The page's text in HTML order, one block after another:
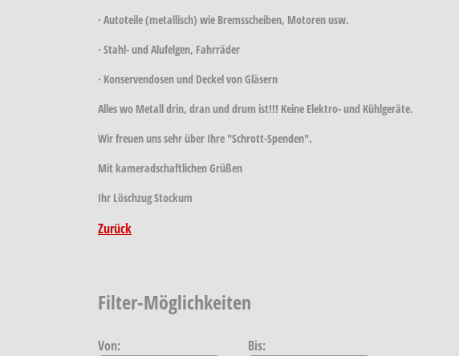
· Autoteile (metallisch) wie Bremsscheiben, Motoren usw.
· Stahl- und Alufelgen, Fahrräder
· Konservendosen und Deckel von Gläsern
Alles wo Metall drin, dran und drum ist!!! Keine Elektro- und Kühlgeräte.
Wir freuen uns sehr über Ihre "Schrott-Spenden".
Mit kameradschaftlichen Grüßen
Ihr Löschzug Stockum
Zurück
Filter-Möglichkeiten
Von: Bis: